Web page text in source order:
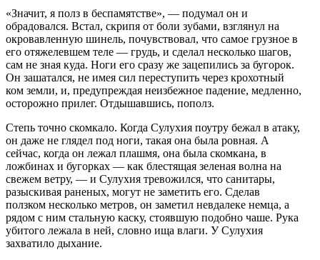
«Значит, я полз в беспамятстве», — подумал он и
обрадовался. Встал, скрипя от боли зубами, взглянул на
окровавленную шинель, почувствовал, что самое грузное в
его отяжелевшем теле — грудь, и сделал несколько шагов,
сам не зная куда. Ноги его сразу же зацепились за бугорок.
Он зашатался, не имея сил переступить через крохотный
ком земли, и, предупреждая неизбежное падение, медленно,
осторожно прилег. Отдышавшись, пополз.
Степь точно скомкало. Когда Сулухия поутру бежал в атаку,
он даже не глядел под ноги, такая она была ровная. А
сейчас, когда он лежал плашмя, она была скомкана, в
ложбинах и бугорках — как блестящая зеленая волна на
свежем ветру, — и Сулухия тревожился, что санитары,
разыскивая раненых, могут не заметить его. Сделав
ползком несколько метров, он заметил невдалеке немца, а
рядом с ним стальную каску, стоявшую подобно чаше. Рука
убитого лежала в ней, словно ища влаги. У Сулухия
захватило дыхание.